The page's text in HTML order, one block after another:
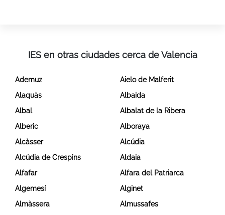
IES en otras ciudades cerca de Valencia
Ademuz
Aielo de Malferit
Alaquàs
Albaida
Albal
Albalat de la Ribera
Alberic
Alboraya
Alcàsser
Alcúdia
Alcúdia de Crespins
Aldaia
Alfafar
Alfara del Patriarca
Algemesí
Alginet
Almàssera
Almussafes